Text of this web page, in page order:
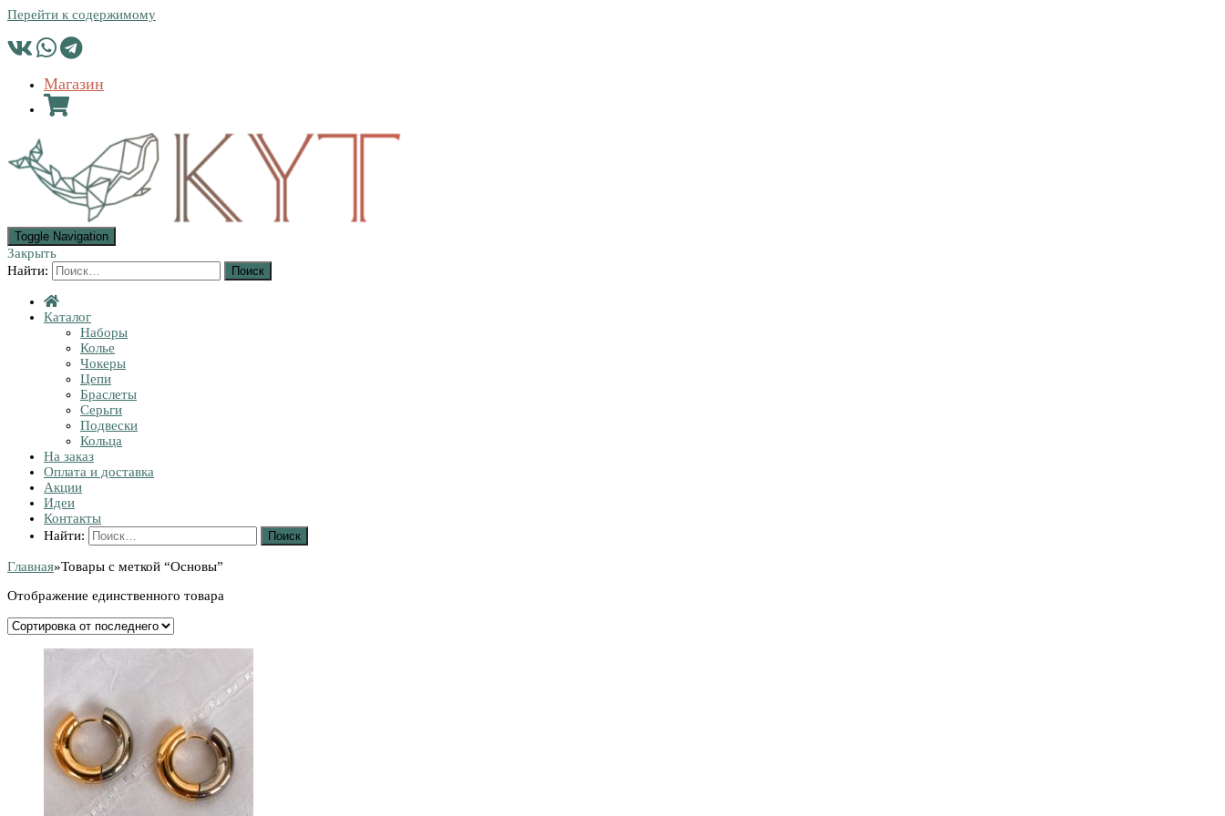
Перейти к содержимому
Магазин
Toggle Navigation
Закрыть
Найти:
Каталог
Наборы
Колье
Чокеры
Цепи
Браслеты
Серьги
Подвески
Кольца
На заказ
Оплата и доставка
Акции
Идеи
Контакты
Найти:
Главная»Товары с меткой “Основы”
Отображение единственного товара